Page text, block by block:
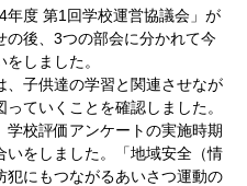
度 第1回学校運営協議会」が
後、3つの部会に分かれて今
しました。
子供達の学習と関連させなが
ていくことを確認しました。
学校評価アンケートの実施時期
をしました。「地域安全（情
にもつながるあいさつ運動の